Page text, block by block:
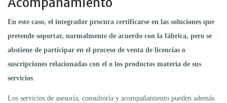
En este caso, el integrador procura certificarse en las soluciones que
pretende soportar, normalmente de acuerdo con la fábrica, pero se
abstiene de participar en el proceso de venta de licencias o
suscripciones relacionadas con el o los productos materia de sus
servicios.
Los servicios de asesoría, consultoría y acompañamiento pueden además